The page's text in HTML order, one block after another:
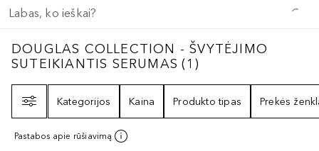
DOUGLAS COLLECTION - ŠVYTĖJIMO
DOUGLAS COLLECTION - ŠVYTĖJIMO
SUTEIKIANTIS SERUMAS (1 )
Kategorijos
Kaina Produkto tipas Prekės
Pastabos apie rūšiavimą